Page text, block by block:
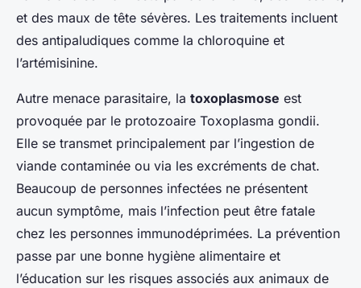
et des maux de tête sévères. Les traitements incluent
des antipaludiques comme la chloroquine et
l’artémisinine.
Autre menace parasitaire, la toxoplasmose est
provoquée par le protozoaire Toxoplasma gondii.
Elle se transmet principalement par l’ingestion de
viande contaminée ou via les excréments de chat.
Beaucoup de personnes infectées ne présentent
aucun symptôme, mais l’infection peut être fatale
chez les personnes immunodéprimées. La prévention
passe par une bonne hygiène alimentaire et
l’éducation sur les risques associés aux animaux de